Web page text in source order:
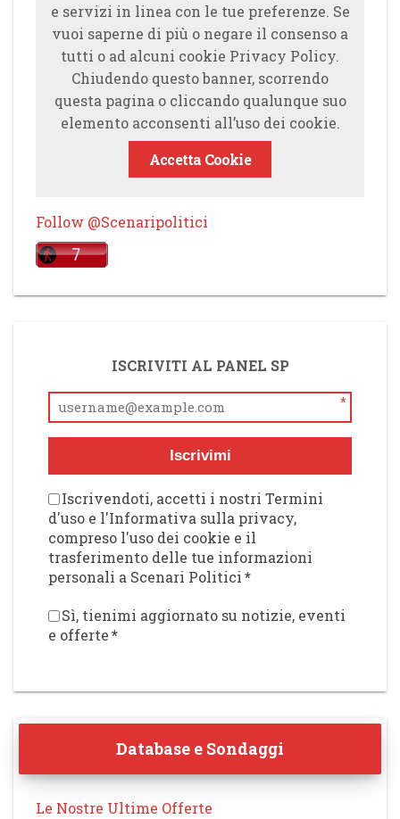
e servizi in linea con le tue preferenze. Se
vuoi saperne di più o negare il consenso a
tutti o ad alcuni cookie Privacy Policy.
Chiudendo questo banner, scorrendo
questa pagina o cliccando qualunque suo
elemento acconsenti all’uso dei cookie.
Accetta Cookie
Follow @Scenaripolitici
ISCRIVITI AL PANEL SP
*
Iscrivimi
Iscrivendoti, accetti i nostri Termini
d'uso e l'Informativa sulla privacy,
compreso l'uso dei cookie e il
trasferimento delle tue informazioni
personali a Scenari Politici*
Sì, tienimi aggiornato su notizie, eventi
e offerte*
Database e Sondaggi
Le Nostre Ultime Offerte